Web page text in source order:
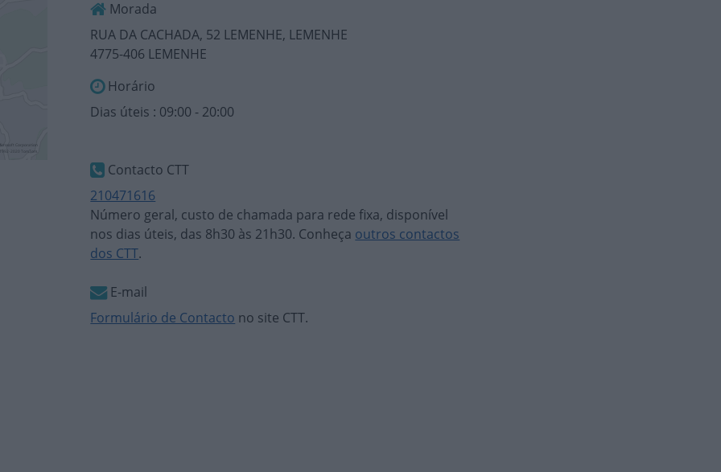
Morada
RUA DA CACHADA, 52 LEMENHE, LEMENHE
4775-406 LEMENHE
Horário
Dias úteis : 09:00 - 20:00
Contacto CTT
210471616
Número geral, custo de chamada para rede fixa, disponível
nos dias úteis, das 8h30 às 21h30. Conheça outros contactos
dos CTT.
E-mail
Formulário de Contacto no site CTT.